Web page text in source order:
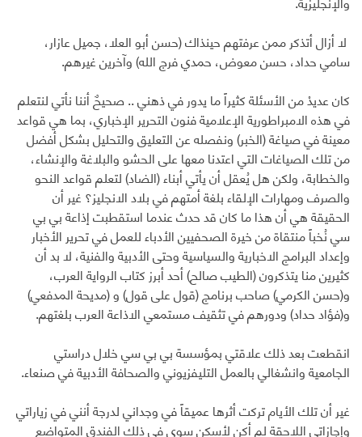
لا أزال أتذكر ممن عرفتهم حينذاك (حسن أبو العلا، جميل عازار،
سامي حداد، حسن معوض، حمدي فرج الله) وآخرين غيرهم.
كان عديدْ من الأسئلة كثيراً ما يدور في ذهني .. صحيحٌ أننا نأتي لنتعلم
في هذه الامبراطورية الإعلامية فنون التحرير الإخباري، بما هي قواعد
معينة في صياغة (الخبر) ونفصله عن التعليق والتحليل بشكل أفضل
من تلك الصياغات التي اعتدنا معها على الحشو والبلاغة والإنشاء،
والخطابة، ولكن هل يُعقل أن يأتي أبناء (الضاد) لتعلم قواعد النحو
والصرف ومهارات الإلقاء بلغة أمتهم في بلاد الانجليز؟ غير أن
الحقيقة هي أن هذا ما كان قد حدث عندما استقطبت إذاعة بي بي
سي نُخباً منتقاة من خيرة الصحفيين الأدباء للعمل في تحرير الأخبار
وإعداد البرامج الاخبارية والسياسية وحتى الأدبية والفنية، لا بد أن
كثيرين منا يتذكرون (الطيب صالح) أحد أبرز كتاب الرواية العرب،
و(حسن الكرمي) صاحب برنامج (قول على قول) و (مديحة المدفعي)
و(فؤاد حداد) ودورهم في تثقيف مستمعي الاذاعة العرب بلغتهم.
انقطعت بعد ذلك علاقتي بمؤسسة بي بي سي خلال دراستي
الجامعية وانشغالي بالعمل التليفزيوني والصحافة الأدبية في صنعاء.
غير أن تلك الأيام تركت أثرها عميقاً في وجداني لدرجة أنني في زياراتي
وإجازاتي اللاحقة لم أكن لأسكن سوى في ذلك الفندق المتواضع